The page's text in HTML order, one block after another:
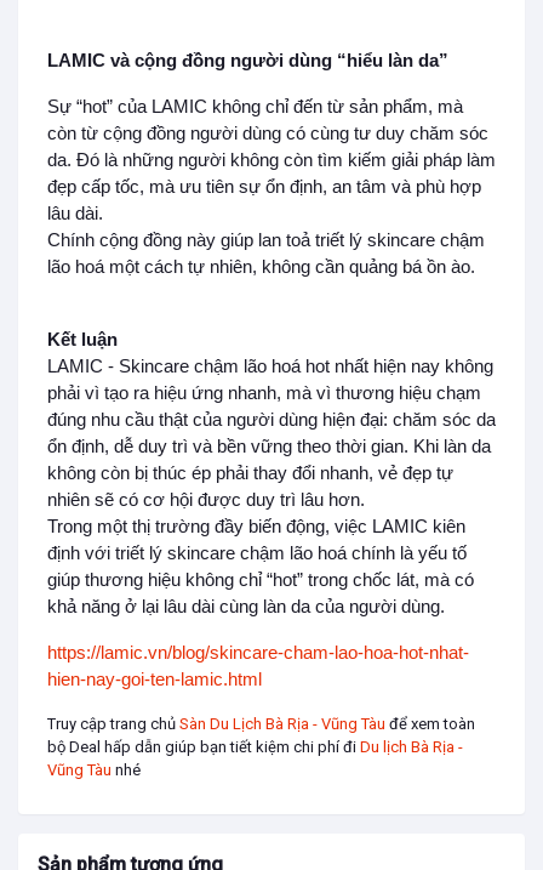
LAMIC và cộng đồng người dùng “hiểu làn da”
Sự “hot” của LAMIC không chỉ đến từ sản phẩm, mà
còn từ cộng đồng người dùng có cùng tư duy chăm sóc
da. Đó là những người không còn tìm kiếm giải pháp làm
đẹp cấp tốc, mà ưu tiên sự ổn định, an tâm và phù hợp
lâu dài.
Chính cộng đồng này giúp lan toả triết lý skincare chậm
lão hoá một cách tự nhiên, không cần quảng bá ồn ào.
Kết luận
LAMIC - Skincare chậm lão hoá hot nhất hiện nay không
phải vì tạo ra hiệu ứng nhanh, mà vì thương hiệu chạm
đúng nhu cầu thật của người dùng hiện đại: chăm sóc da
ổn định, dễ duy trì và bền vững theo thời gian. Khi làn da
không còn bị thúc ép phải thay đổi nhanh, vẻ đẹp tự
nhiên sẽ có cơ hội được duy trì lâu hơn.
Trong một thị trường đầy biến động, việc LAMIC kiên
định với triết lý skincare chậm lão hoá chính là yếu tố
giúp thương hiệu không chỉ “hot” trong chốc lát, mà có
khả năng ở lại lâu dài cùng làn da của người dùng.
https://lamic.vn/blog/skincare-cham-lao-hoa-hot-nhat-
hien-nay-goi-ten-lamic.html
Truy cập trang chủ Sàn Du Lịch Bà Rịa - Vũng Tàu để xem toàn
bộ Deal hấp dẫn giúp bạn tiết kiệm chi phí đi Du lịch Bà Rịa -
Vũng Tàu nhé
Sản phẩm tương ứng